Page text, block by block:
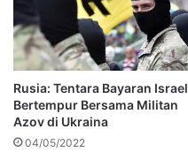
Rusia: Tentara Bayaran Israel
Bertempur Bersama Militan
Azov di Ukraina
04/05/2022